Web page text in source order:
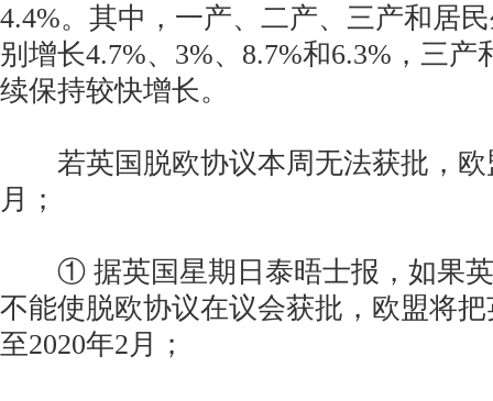
4.4%。其中，一产、二产、三产和居
别增长4.7%、3%、8.7%和6.3%，三
续保持较快增长。
若英国脱欧协议本周无法获批，欧
月；
① 据英国星期日泰晤士报，如果英
不能使脱欧协议在议会获批，欧盟将
至2020年2月；